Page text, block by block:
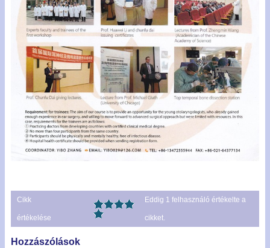
Cikk
értékelése
Eddig 1 felhasználó értékelte a
cikket.
Hozzászólások